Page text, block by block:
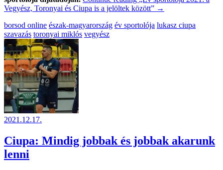
Vegyész, Toronyai és Ciupa is a jelöltek között” →
borsod online észak-magyarország év sportolója lukasz ciupa
szavazás toronyai miklós vegyész
2021.12.17.
Ciupa: Mindig jobbak és jobbak akarunk
lenni